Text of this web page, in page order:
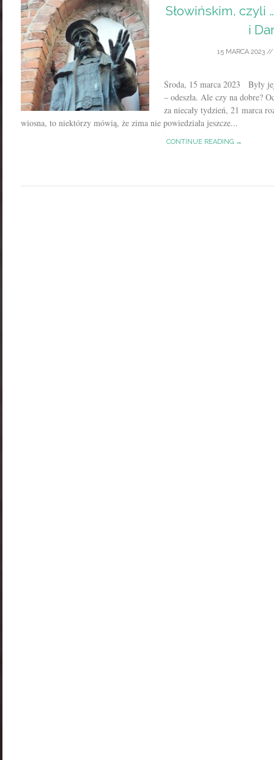
Słowińskim, czyli
i
15 MARCA 2023
Środa, 15 marca 2023 Były
– odeszła. Ale czy na dobre?
za niecały tydzień, 21 marca
wiosna, to niektórzy mówią, że zima nie powiedziała jeszcze...
CONTINUE READING →